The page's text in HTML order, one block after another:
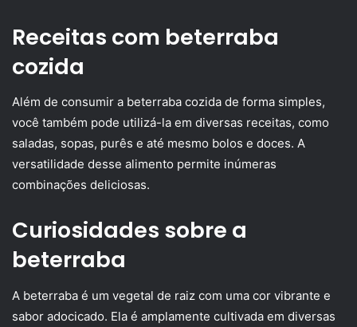
Receitas com beterraba
cozida
Além de consumir a beterraba cozida de forma simples,
você também pode utilizá-la em diversas receitas, como
saladas, sopas, purês e até mesmo bolos e doces. A
versatilidade desse alimento permite inúmeras
combinações deliciosas.
Curiosidades sobre a
beterraba
A beterraba é um vegetal de raiz com uma cor vibrante e
sabor adocicado. Ela é amplamente cultivada em diversas